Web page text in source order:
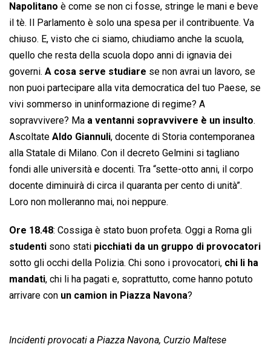
Napolitano è come se non ci fosse, stringe le mani e beve
il tè. Il Parlamento è solo una spesa per il contribuente. Va
chiuso. E, visto che ci siamo, chiudiamo anche la scuola,
quello che resta della scuola dopo anni di ignavia dei
governi. A cosa serve studiare se non avrai un lavoro, se
non puoi partecipare alla vita democratica del tuo Paese, se
vivi sommerso in uninformazione di regime? A
sopravvivere? Ma a ventanni sopravvivere è un insulto.
Ascoltate Aldo Giannuli, docente di Storia contemporanea
alla Statale di Milano. Con il decreto Gelmini si tagliano
fondi alle università e docenti. Tra “sette-otto anni, il corpo
docente diminuirà di circa il quaranta per cento di unità”.
Loro non molleranno mai, noi neppure.
Ore 18.48: Cossiga è stato buon profeta. Oggi a Roma gli
studenti sono stati picchiati da un gruppo di provocatori
sotto gli occhi della Polizia. Chi sono i provocatori, chi li ha
mandati, chi li ha pagati e, soprattutto, come hanno potuto
arrivare con un camion in Piazza Navona?
Incidenti provocati a Piazza Navona, Curzio Maltese